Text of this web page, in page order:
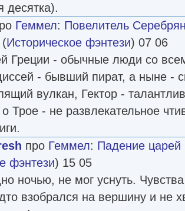
десятка).
Геммел: Повелитель
Историческое фэнтези) 07 06
Греции - обычные люди со
- бывший пират, а ныне -
вулкан, Гектор -
Трое - не развлекательное
про Геммел: Падение царей
фэнтези) 15 05
ночью, не мог уснуть.
взобрался на вершину и не